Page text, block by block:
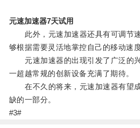
元速加速器7天试用
此外，元速加速器还具有可调节
够根据需要灵活地掌控自己的移动速度
元速加速器的出现引发了广泛的
一超越常规的创新设备充满了期待。
在不久的将来，元速加速器有望
缺的一部分。
#3#